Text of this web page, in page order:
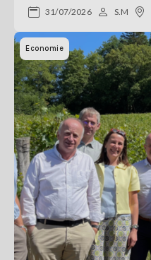
31/07/2026 S.M
Economie